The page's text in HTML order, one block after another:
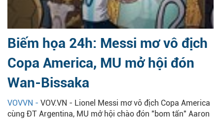
Biếm họa 24h: Messi mơ vô địch
Copa America, MU mở hội đón
Wan-Bissaka
VOVVN - VOV.VN - Lionel Messi mơ vô địch Copa America
cùng ĐT Argentina, MU mở hội chào đón "bom tấn" Aaron